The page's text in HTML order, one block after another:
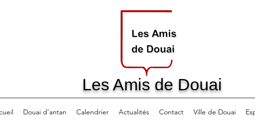
Les Amis de Douai
Douai d'antan Calendrier Actualités Contact Ville de Douai